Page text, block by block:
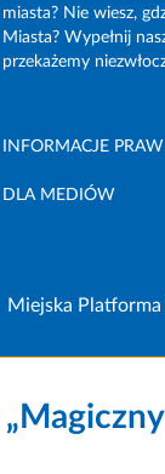
miasta? Nie wiesz,
Miasta? Wypełnij
przekażemy
INFORMACJE
DLA MEDIÓW
Miejska